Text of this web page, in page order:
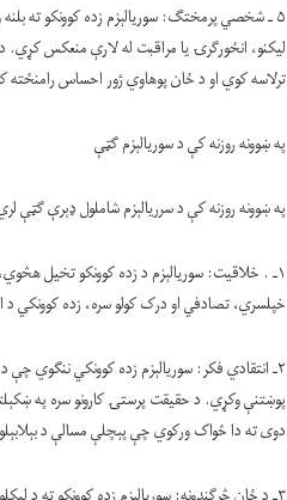
۵ ـ‌ شخصي پرمختګ: سوریالېزم زده کوونکو ته
لیکنو، انځورګرۍ یا مراقبت له لارې منعکس
ترلاسه کوي او د ځان پوهاوي ژور احساس رامنځته
په ښوونه روزنه کې د سوریالېزم ګټې
په ښوونه روزنه کې د سرریالېزم شاملول ډېرې
۱ـ . خلاقیت: سوریالېزم د زده کوونکو تخیل
خپلسري، تصادفي او درک کولو سره، زده کوونکي
۲ـ انتقادي فکر: سوریالېزم زده کوونکي ننګوي چې
پوښتنې وکړي. د حقیقت پرستۍ کارونو سره په
دوی ته دا ځواک ورکوي چې پېچلې مسالې د